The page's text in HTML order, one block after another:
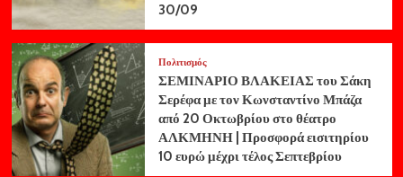
30/09
Πολιτισμός
ΣΕΜΙΝΑΡΙΟ ΒΛΑΚΕΙΑΣ του Σάκη
Σερέφα με τον Κωνσταντίνο Μπάζα
από 20 Οκτωβρίου στο θέατρο
ΑΛΚΜΗΝΗ | Προσφορά εισιτηρίου
10 ευρώ μέχρι τέλος Σεπτεβρίου